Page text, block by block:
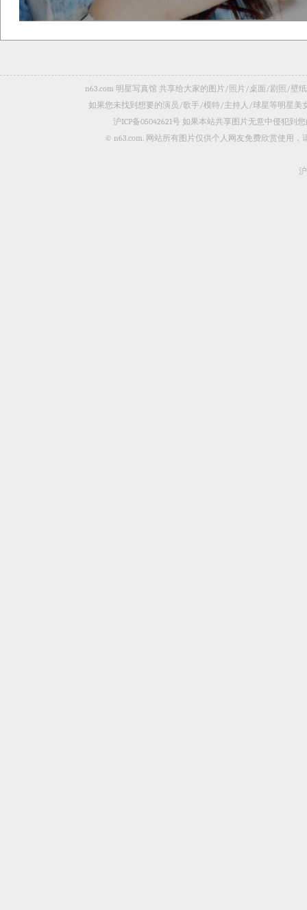
n63.com 明星写真馆 共享给大家的图片/照片/桌面/剧照/壁
如果您未找到想要的演员/歌手/模特/主持人/球星等明星美
沪ICP备05042621号 如果本站共享图片无意中侵犯到
© n63.com. 网站所有图片仅供个人网友免费欣赏使用